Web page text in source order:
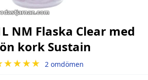
NM Flaska Clear med
kork Sustain
2 omdömen